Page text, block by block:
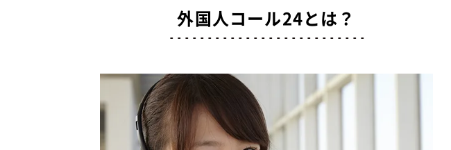
外国人コール24とは？